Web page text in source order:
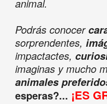
animal.
Podrás conocer
sorprendentes,
impactactes,
imaginas y mucho
animales
esperas?... ¡ES